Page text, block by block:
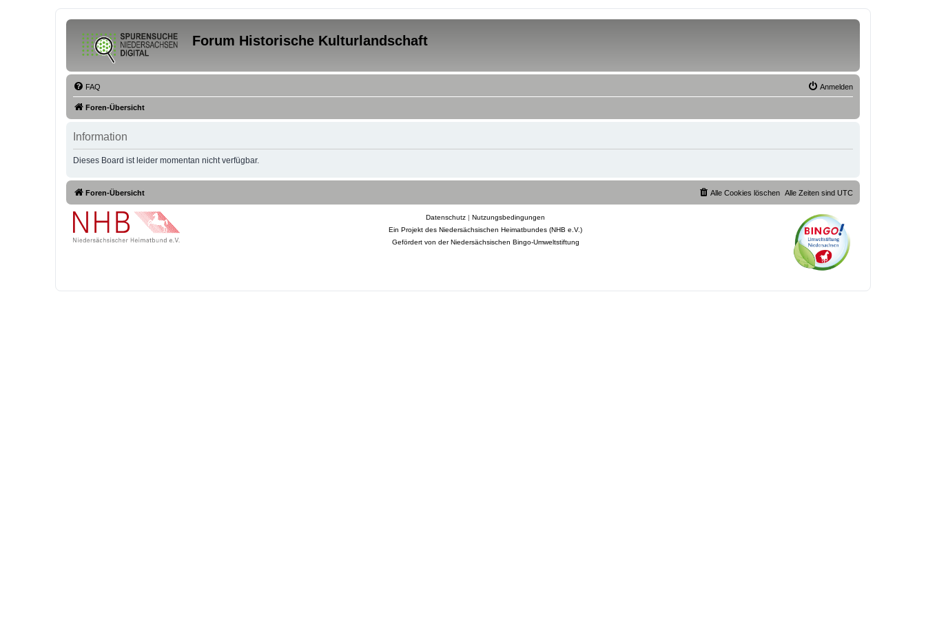
Forum Historische Kulturlandschaft
FAQ Anmelden
Foren-Übersicht
Information
Dieses Board ist leider momentan nicht verfügbar.
Foren-Übersicht Alle Zeiten sind UTC
Alle Cookies löschen
Datenschutz | Nutzungsbedingungen
Ein Projekt des Niedersächsischen Heimatbundes (NHB e.V.)
Gefördert von der Niedersächsischen Bingo-Umweltstiftung